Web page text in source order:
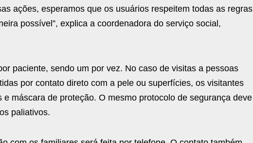
ações, esperamos que os usuários respeitem todas as regras
possível”, explica a coordenadora do serviço social,
paciente, sendo um por vez. No caso de visitas a pessoas
por contato direto com a pele ou superfícies, os visitantes
máscara de proteção. O mesmo protocolo de segurança deve
paliativos.